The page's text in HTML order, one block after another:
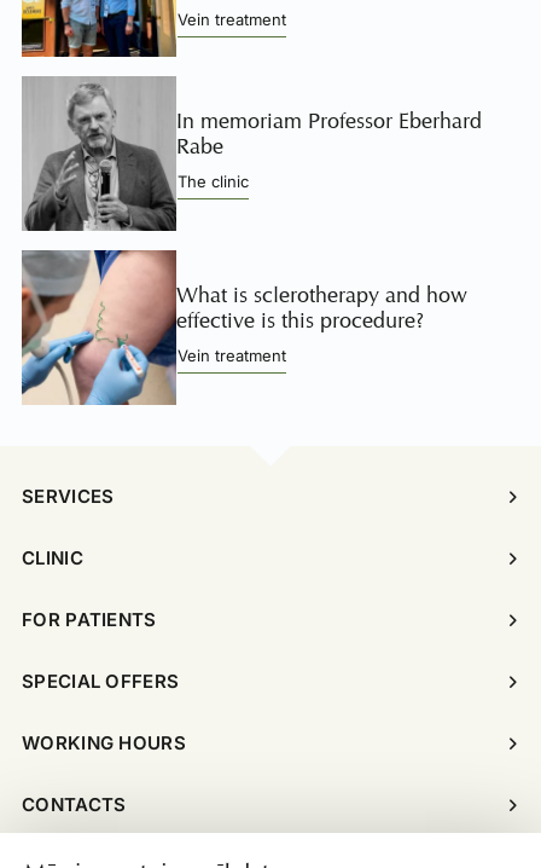
Vein treatment
In memoriam Professor Eberhard
Rabe
The clinic
What is sclerotherapy and how
effective is this procedure?
Vein treatment
SERVICES
CLINIC
FOR PATIENTS
SPECIAL OFFERS
WORKING HOURS
CONTACTS